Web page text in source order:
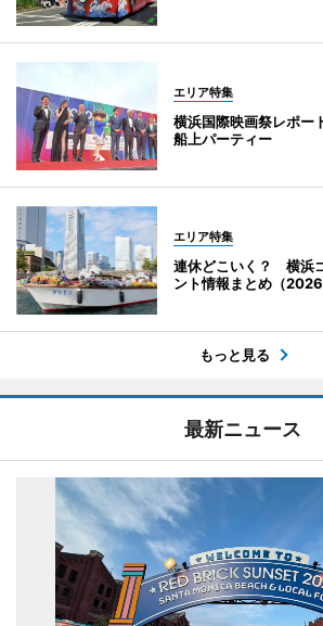
エリア特集
横浜国際映画祭レポ
船上パーティー
エリア特集
連休どこいく？ 横浜
ント情報まとめ（2026
もっと見る
最新ニュース